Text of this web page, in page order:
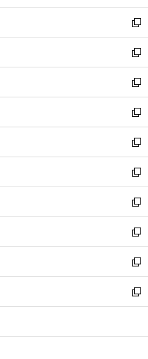
開
く
ウ
で
開
く
ン
ド
ウ
で
開
く
ウ
ィ
ン
ド
ウ
で
開
く
新
し
い
ウ
ィ
ン
ド
ウ
で
開
く
新
し
い
ウ
ィ
ン
ド
ウ
で
開
く
新
し
い
ウ
ィ
ン
ド
ウ
で
開
く
新
し
い
ウ
ィ
ン
ド
ウ
で
開
く
新
し
い
ウ
ィ
ン
ド
ウ
で
開
く
新
し
い
ウ
ィ
ン
ド
ウ
で
開
新
し
い
ウ
ィ
ン
ド
ウ
開
新
し
い
ウ
ィ
ン
ウ
新
し
い
ウ
ン
新
し
ウ